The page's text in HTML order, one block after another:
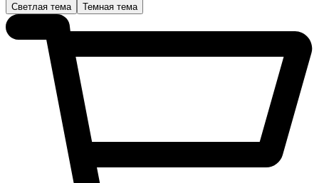
Светлая тема Темная тема